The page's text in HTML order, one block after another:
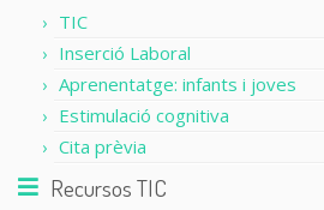
TIC
Inserció Laboral
Aprenentatge: infants i joves
Estimulació cognitiva
Cita prèvia
Recursos TIC